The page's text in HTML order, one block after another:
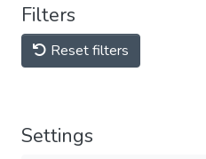
Filters
Reset filters
Settings